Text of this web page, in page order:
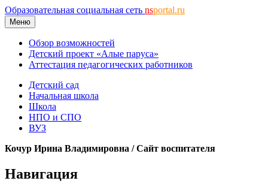
Образовательная социальная сеть nsportal.ru
Меню
Обзор возможностей
Детский проект «Алые паруса»
Аттестация педагогических работников
Детский сад
Начальная школа
Школа
НПО и СПО
ВУЗ
Кочур Ирина Владимировна / Сайт воспитателя
Навигация